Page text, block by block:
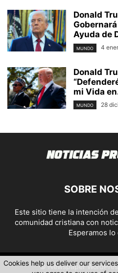
Donald
Ayuda de
MUNDO 4
Donald
mi Vida
MUNDO 28
SOBRE
Este sitio tiene la intención
comunidad cristiana con
Esperamos
© Newspaper
Cookies help us deliver our